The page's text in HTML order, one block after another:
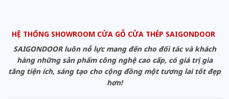
HỆ THỐNG SHOWROOM CỬA GỖ CỬA THÉP SAIGONDOOR
SAIGONDOOR luôn nỗ lực mang đến cho đối tác và khách
hàng những sản phẩm công nghệ cao cấp, có giá trị gia
tăng tiện ích, sáng tạo cho cộng đồng một tương lai tốt đẹp
hơn!